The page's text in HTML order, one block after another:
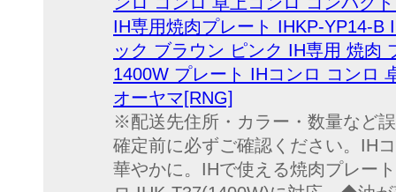
IH専用焼肉プレート IHKP-YP14-B
ック ブラウン ピンク IH専用 焼肉
1400W プレート IHコンロ コンロ
オーヤマ[RNG]
※配送先住所・カラー・数量など
確定前に必ずご確認ください。IH
華やかに。IHで使える焼肉プレー